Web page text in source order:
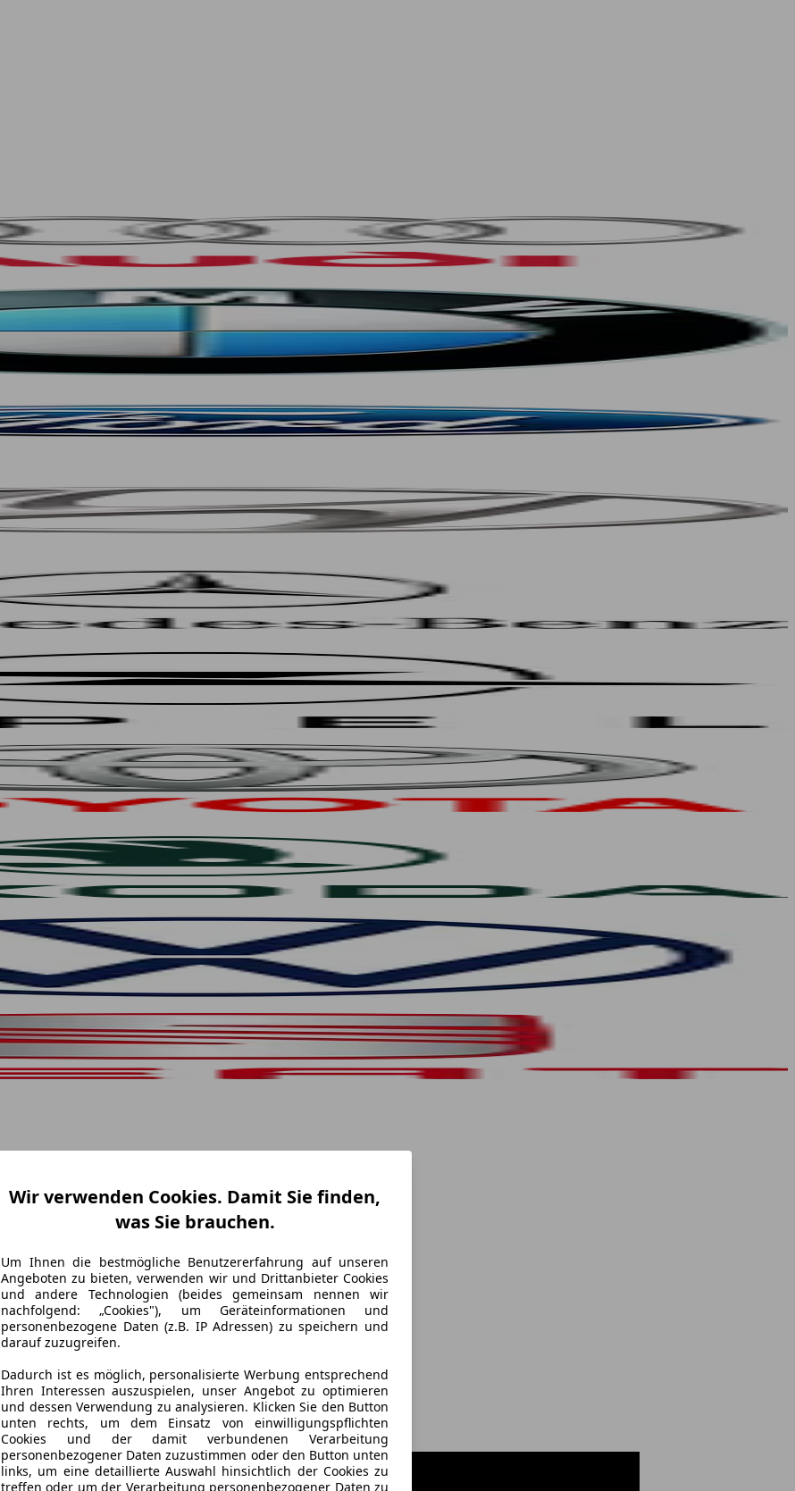
Wir verwenden Cookies. Damit Sie finden,
was Sie brauchen.
Um Ihnen die bestmögliche Benutzererfahrung auf unseren
Angeboten zu bieten, verwenden wir und Drittanbieter Cookies
und andere Technologien (beides gemeinsam nennen wir
nachfolgend: „Cookies"), um Geräteinformationen und
personenbezogene Daten (z.B. IP Adressen) zu speichern und
darauf zuzugreifen.
Dadurch ist es möglich, personalisierte Werbung entsprechend
Ihren Interessen auszuspielen, unser Angebot zu optimieren
und dessen Verwendung zu analysieren. Klicken Sie den Button
unten rechts, um dem Einsatz von einwilligungspflichten
Cookies und der damit verbundenen Verarbeitung
personenbezogener Daten zuzustimmen oder den Button unten
links, um eine detaillierte Auswahl hinsichtlich der Cookies zu
treffen oder um der Verarbeitung personenbezogener Daten zu